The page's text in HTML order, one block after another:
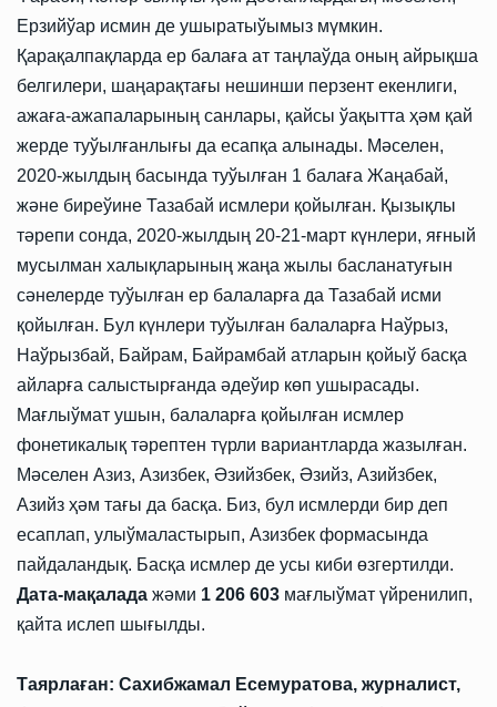
Ерзийўар исмин де ушыратыўымыз мүмкин.
Қарақалпақларда ер балаға ат таңлаўда оның айрықша
белгилери, шаңарақтағы нешинши перзент екенлиги,
ажаға-ажапаларының санлары, қайсы ўақытта ҳәм қай
жерде туўылғанлығы да есапқа алынады. Мәселен,
2020-жылдың басында туўылған 1 балаға Жаңабай,
және биреўине Тазабай исмлери қойылған. Қызықлы
тәрепи сонда, 2020-жылдың 20-21-март күнлери, яғный
мусылман халықларының жаңа жылы басланатуғын
сәнелерде туўылған ер балаларға да Тазабай исми
қойылған. Бул күнлери туўылған балаларға Наўрыз,
Наўрызбай, Байрам, Байрамбай атларын қойыў басқа
айларға салыстырғанда әдеўир көп ушырасады.
Мағлыўмат ушын, балаларға қойылған исмлер
фонетикалық тәрептен түрли вариантларда жазылған.
Мәселен Азиз, Азизбек, Әзийзбек, Әзийз, Азийзбек,
Азийз ҳәм тағы да басқа. Биз, бул исмлерди бир деп
есаплап, улыўмаластырып, Азизбек формасында
пайдаландық. Басқа исмлер де усы киби өзгертилди.
Дата-мақалада жәми 1 206 603 мағлыўмат үйренилип,
қайта ислеп шығылды.
Таярлаған: Сахибжамал Есемуратова, журналист,